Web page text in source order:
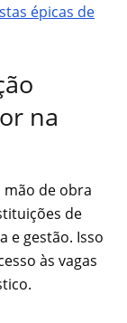
épicas de
na
mão de obra
de
e gestão. Isso
às vagas